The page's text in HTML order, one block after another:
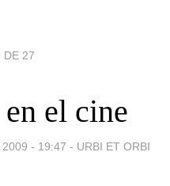
DE 27
el cine
- 19:47 - URBI ET ORBI